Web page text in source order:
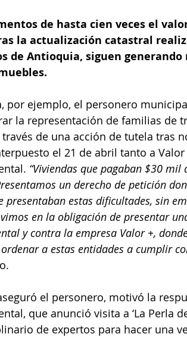
de hasta cien veces el
la actualización catastral
de Antioquia, siguen
por ejemplo, el personero
la representación de familias de
través de una acción de tutela tras
el 21 de abril tanto a
“Viviendas que pagaban $30
un derecho de petición
presentaban estas dificultades, sin
en la obligación de presentar
y contra la empresa Valor +,
a estas entidades a cumplir
el personero, motivó la
que anunció visita a ‘La Perla
de expertos para hacer una